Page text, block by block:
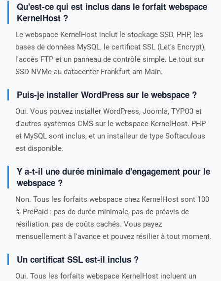
Qu'est-ce qui est inclus dans le forfait webspace
KernelHost ?
Le webspace KernelHost inclut le stockage SSD, PHP, les
bases de données MySQL, le certificat SSL (Let's Encrypt),
l'accès FTP et un panneau de contrôle simple. Le tout sur
SSD NVMe au datacenter Frankfurt am Main.
Puis-je installer WordPress sur le webspace ?
Oui. Vous pouvez installer WordPress, Joomla, TYPO3 et
d'autres systèmes CMS sur le webspace KernelHost. PHP
et MySQL sont inclus, et un installeur de type Softaculous
est disponible.
Y a-t-il une durée minimale d'engagement pour le
webspace ?
Non. Tous les forfaits webspace chez KernelHost sont 100
% PrePaid : pas de durée minimale, pas de préavis de
résiliation, pas de coûts cachés. Vous payez
mensuellement à l'avance et pouvez résilier à tout moment.
Un certificat SSL est-il inclus ?
Oui. Tous les forfaits webspace KernelHost incluent un